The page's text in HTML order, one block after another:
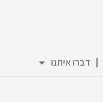
דברו איתנו